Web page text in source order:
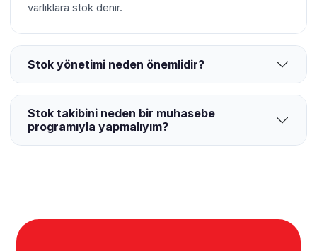
varlıklara stok denir.
Stok yönetimi neden önemlidir?
Stok takibini neden bir muhasebe
programıyla yapmalıyım?